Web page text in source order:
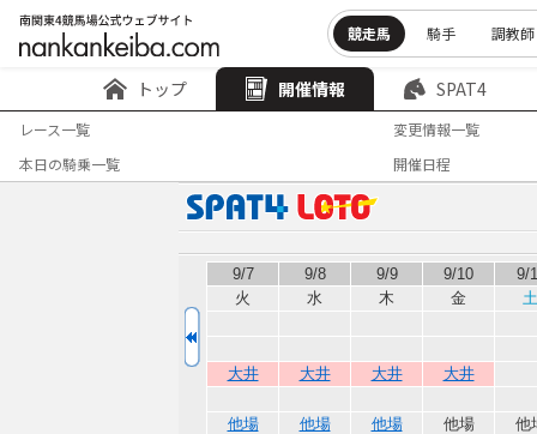
競走馬 騎手 調教師
トップ 開催情報 SPAT4
レース一覧
変更情報一覧
本日の騎乗一覧
開催日程
9/7 9/8 9/9 9/10
9/
火
水 木 金 土
大井 大井 大井 大井
他場 他場 他場 他場 他